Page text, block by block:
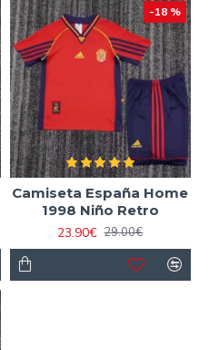
-18 %
Camiseta España Home
1998 Niño Retro
23.90€ 29.00€